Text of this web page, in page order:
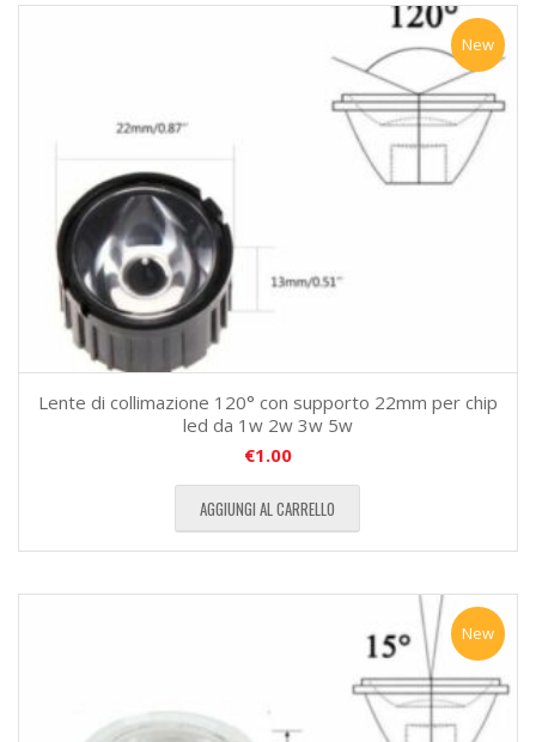
New
Lente di collimazione 120° con supporto 22mm per chip
led da 1w 2w 3w 5w
€1.00
AGGIUNGI AL CARRELLO
New